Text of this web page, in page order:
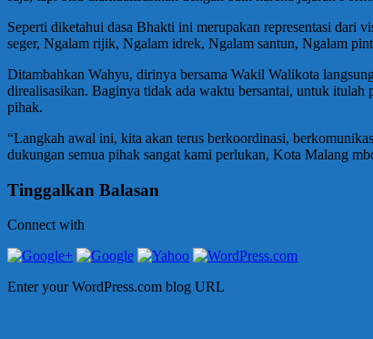
Seperti diketahui dasa Bhakti ini merupakan representasi dari
seger, Ngalam rijik, Ngalam idrek, Ngalam santun, Ngalam
Ditambahkan Wahyu, dirinya bersama Wakil Walikota
direalisasikan. Baginya tidak ada waktu bersantai, untuk itulah
pihak.
“Langkah awal ini, kita akan terus berkoordinasi,
dukungan semua pihak sangat kami perlukan, Kota Malang
Tinggalkan Balasan
Connect with
Enter your WordPress.com blog URL